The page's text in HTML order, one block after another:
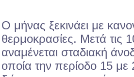
Ο μήνας ξεκινάει με
θερμοκρασίες. Μετά τις
αναμένεται σταδιακή
οποία την περίοδο 15 με